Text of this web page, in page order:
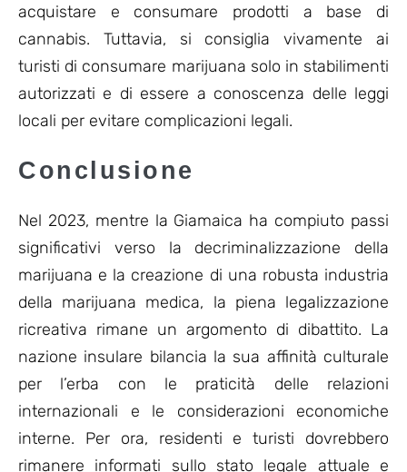
acquistare e consumare prodotti a base di
cannabis. Tuttavia, si consiglia vivamente ai
turisti di consumare marijuana solo in stabilimenti
autorizzati e di essere a conoscenza delle leggi
locali per evitare complicazioni legali.
Conclusione
Nel 2023, mentre la Giamaica ha compiuto passi
significativi verso la decriminalizzazione della
marijuana e la creazione di una robusta industria
della marijuana medica, la piena legalizzazione
ricreativa rimane un argomento di dibattito. La
nazione insulare bilancia la sua affinità culturale
per l’erba con le praticità delle relazioni
internazionali e le considerazioni economiche
interne. Per ora, residenti e turisti dovrebbero
rimanere informati sullo stato legale attuale e